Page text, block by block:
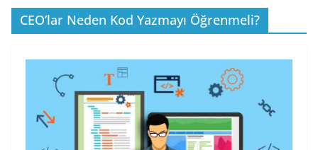
CEO’lar Neden Kod Yazmayı Öğrenmeli?